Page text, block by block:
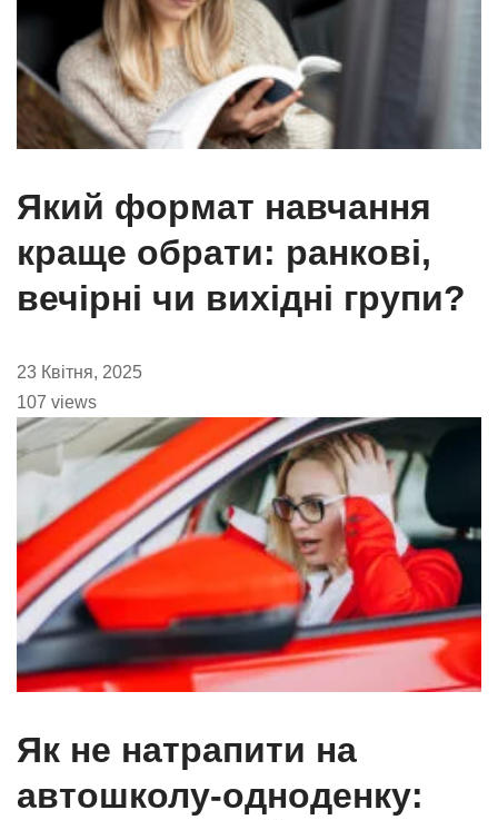
Який формат навчання
краще обрати: ранкові,
вечірні чи вихідні групи?
23 Квітня, 2025
107 views
Як не натрапити на
автошколу-одноденку: